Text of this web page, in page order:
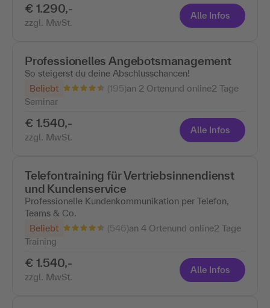
€ 1.290,-
zzgl. MwSt.
Alle Infos
Professionelles Angebotsmanagement
So steigerst du deine Abschlusschancen!
Beliebt
(195)an 2 Ortenund online2 Tage
Seminar
€ 1.540,-
zzgl. MwSt.
Alle Infos
Telefontraining für Vertriebsinnendienst
und Kundenservice
Professionelle Kundenkommunikation per Telefon,
Teams & Co.
Beliebt
(546)an 4 Ortenund online2 Tage
Training
€ 1.540,-
zzgl. MwSt.
Alle Infos